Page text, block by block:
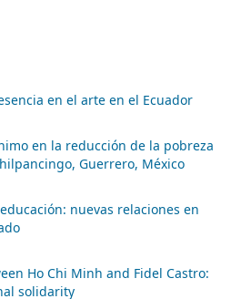
en el arte en el Ecuador
en la reducción de la pobreza
Guerrero, México
nuevas relaciones en
Ho Chi Minh and Fidel Castro:
solidarity